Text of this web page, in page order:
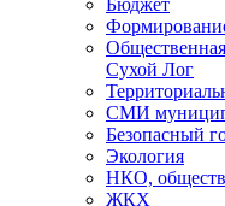
Бюджет
Сухой Лог
СМИ
Безопасный
Экология
НКО,
ЖКХ